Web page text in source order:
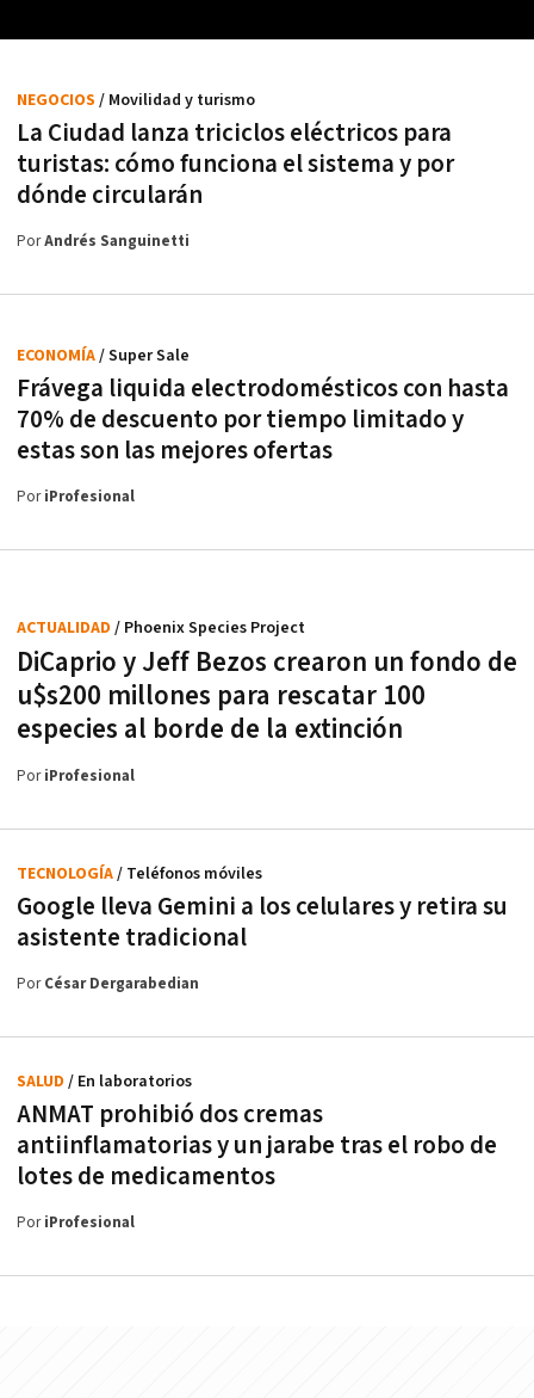
La Ciudad lanza triciclos eléctricos para
turistas: cómo funciona el sistema y por
dónde circularán
NEGOCIOS / Movilidad y turismo
PorAndrés Sanguinetti
Frávega liquida electrodomésticos con hasta
70% de descuento por tiempo limitado y
estas son las mejores ofertas
ECONOMÍA/ Super Sale
PoriProfesional
DiCaprio y Jeff Bezos crearon un fondo de
u$s200 millones para rescatar 100
especies al borde de la extinción
ACTUALIDAD / Phoenix Species Project
PoriProfesional
Google lleva Gemini a los celulares y retira su
asistente tradicional
TECNOLOGÍA/ Teléfonos móviles
PorCésar Dergarabedian
ANMAT prohibió dos cremas
antiinflamatorias y un jarabe tras el robo de
lotes de medicamentos
SALUD / En laboratorios
PoriProfesional